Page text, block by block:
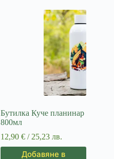
Бутилка Куче планинар
800мл
12,90€ / 25,23 лв.
Добавяне в